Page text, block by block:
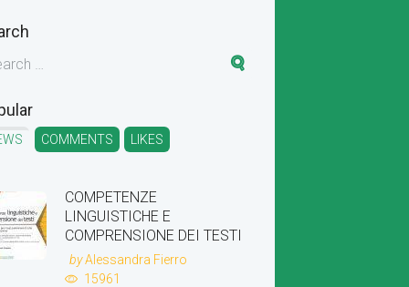
COMMENTS LIKES
COMPETENZE
LINGUISTICHE E
COMPRENSIONE DEI TESTI
byAlessandra Fierro
15961